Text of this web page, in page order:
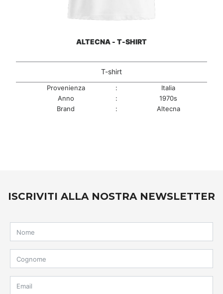
ALTECNA - T-SHIRT
T-shirt
Provenienza :
Italia
Anno
:
1970s
Brand
: Altecna
ISCRIVITI ALLA NOSTRA NEWSLETTER